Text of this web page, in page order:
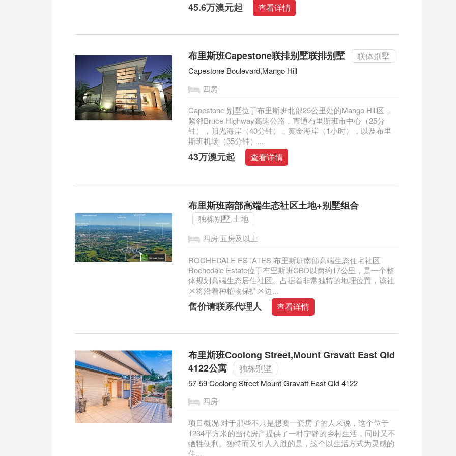
45.6万澳元起 查看详情
布里斯班Capestone联排别墅联排别墅 联体别墅
Capestone Boulevard,Mango Hill
四房
Capestone 别墅位于布里斯班北部25公里处的Mango Hill区，
紧邻Bruce Highway高速公路，直通布里斯班市中心（25分
钟），阳光海岸（40分钟），黄金海岸（1小时），以及布里
斯班机场（35分钟）...
43万澳元起 查看详情
布里斯班南部高端生态社区土地+别墅组合
独栋别墅,土地
四房,五房及以上
ROCHEDALE ESTATES 布里斯班南部高端生态住宅社区
Rochedale Estate位于布里斯班CBD以南约17公里，是一个整
体规划高端生态居住社区。占据着非常独特的地理位置，该社
区将沿着种植物保护区边...
售价请联系代理人 查看详情
布里斯班Coolong Street,Mount Gravatt East Qld
4122公寓
独栋别墅
57-59 Coolong Street Mount Gravatt East Qld 4122
四房
项目概况 对于那些不只是想要一套房子的人来说，这个位于
1234平方米的当代房产提供了一种宁静的乡村生活，同时又不
牺牲便利。独特而又引人入胜的是，这个以生活方式为灵感的
住...